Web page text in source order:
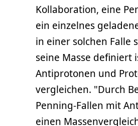
Kollaboration, eine
ein einzelnes
in einer solchen Falle
seine Masse definiert
Antiprotonen und
vergleichen. "Durch
Penning-Fallen mit
einen